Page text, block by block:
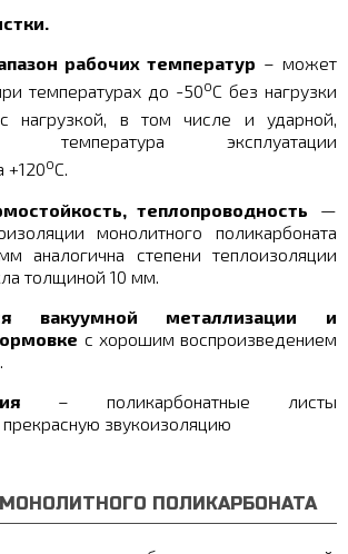
рабочих температур – может
температурах до -50oС без нагрузки
нагрузкой, в том числе и ударной,
температура эксплуатации
+120oС.
теплопроводность —
монолитного поликарбоната
аналогична степени теплоизоляции
толщиной 10 мм.
вакуумной металлизации и
с хорошим воспроизведением
– поликарбонатные листы
звукоизоляцию
ПОЛИКАРБОНАТА